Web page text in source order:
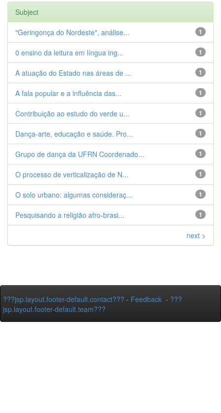
Subject
1
"Geringonça do Nordeste", análise...
1
0 ensino da leitura em língua ing...
1
A atuação do Estado nas áreas de ...
1
A fala popular e a influência das...
1
Contribuição ao estudo do verde u...
1
Dança-arte, educação e saúde. Pro...
1
Grupo de dança da UFRN Coordenado...
1
O processo de verticalização de N...
1
O solo urbano: algumas consideraç...
1
Pesquisando a religião afro-brasi...
next >
???jsp.layout.footer-default.contact??? - Feedback - ???
jsp.layout.footer-default.team???